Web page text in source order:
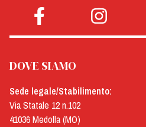
DOVE SIAMO
Sede legale/Stabilimento:
Via Statale 12 n.102
41036 Medolla (MO)